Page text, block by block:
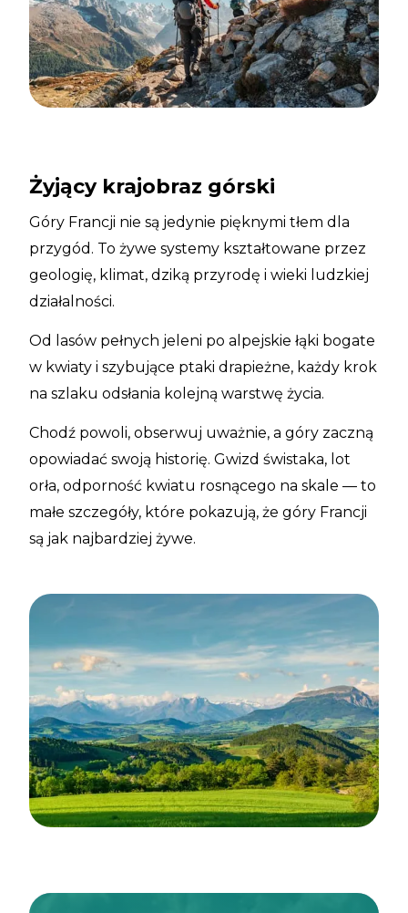
Żyjący krajobraz górski
Góry Francji nie są jedynie pięknymi tłem dla
przygód. To żywe systemy kształtowane przez
geologię, klimat, dziką przyrodę i wieki ludzkiej
działalności.
Od lasów pełnych jeleni po alpejskie łąki bogate
w kwiaty i szybujące ptaki drapieżne, każdy krok
na szlaku odsłania kolejną warstwę życia.
Chodź powoli, obserwuj uważnie, a góry zaczną
opowiadać swoją historię. Gwizd świstaka, lot
orła, odporność kwiatu rosnącego na skale — to
małe szczegóły, które pokazują, że góry Francji
są jak najbardziej żywe.